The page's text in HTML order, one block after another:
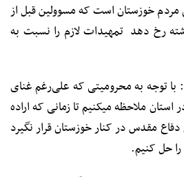
مردم خوزستان است که مسوولین قبل از
رخ دهد تمهیدات لازم را نسبت به
با توجه به محرومیتی که علی‌رغم غنای
استان ملاحظه میکنیم تا زمانی که اراده
مقدس در کنار خوزستان قرار نگیرد
حل کنیم.